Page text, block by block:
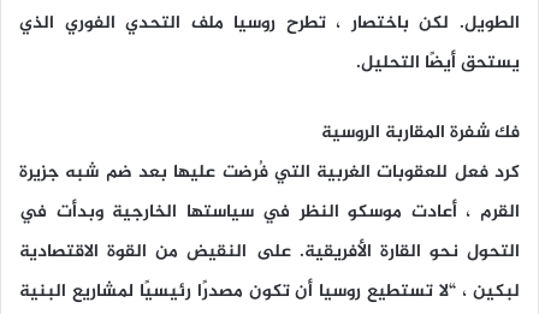
الطويل. لكن باختصار ، تطرح روسيا ملف التحدي الفوري الذي
يستحق أيضًا التحليل.
فك شفرة المقاربة الروسية
كرد فعل للعقوبات الغربية التي فُرضت عليها بعد ضم شبه جزيرة
القرم ، أعادت موسكو النظر في سياستها الخارجية وبدأت في
التحول نحو القارة الأفريقية. على النقيض من القوة الاقتصادية
لبكين ، “لا تستطيع روسيا أن تكون مصدرًا رئيسيًا لمشاريع البنية